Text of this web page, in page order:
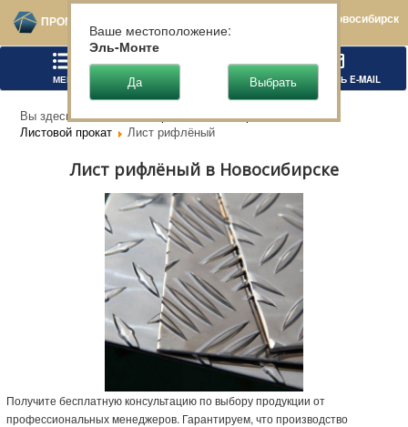
ПРОМТЕХСТАЛЬ Новосибирск
МЕНЮ НАПИСАТЬ E-MAIL
Вы здесь: Главная
Чёрный металлопрокат
Листовой прокат
Лист рифлёный
Лист рифлёный в Новосибирске
Получите бесплатную консультацию по выбору продукции от
профессиональных менеджеров. Гарантируем, что производство
Ваше местоположение:
Эль-Монте